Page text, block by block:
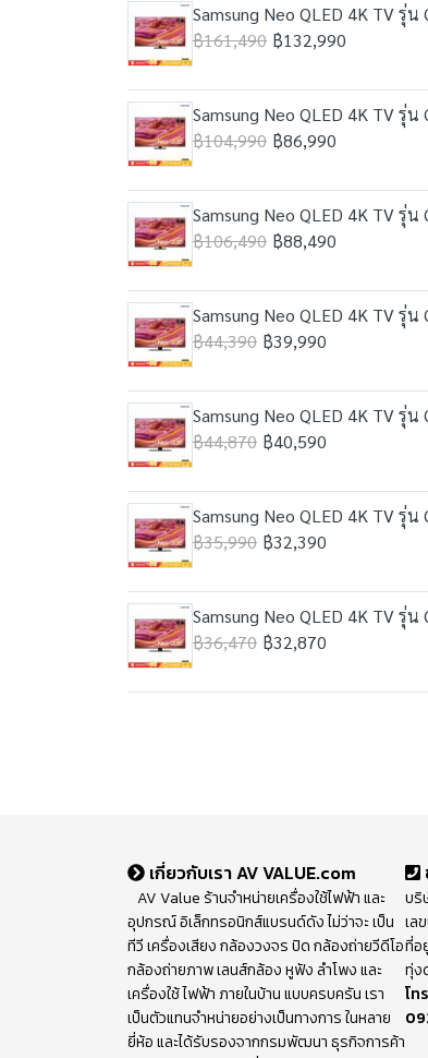
Samsung Neo QLED 4K TV รุ่
฿161,490 ฿132,990
Samsung Neo QLED 4K TV รุ่
฿104,990 ฿86,990
Samsung Neo QLED 4K TV รุ่
฿106,490 ฿88,490
Samsung Neo QLED 4K TV รุ่
฿44,390 ฿39,990
Samsung Neo QLED 4K TV รุ่
฿44,870 ฿40,590
Samsung Neo QLED 4K TV รุ่
฿35,990 ฿32,390
Samsung Neo QLED 4K TV รุ่
฿36,470 ฿32,870
เกี่ยวกับเรา AV VALUE.com
AV Value ร้านจำหน่ายเครื่องใช้ไฟฟ้า และ
อุปกรณ์ อิเล็กทรอนิกส์แบรนด์ดัง ไม่ว่าจะ เป็น
ทีวี เครื่องเสียง กล้องวงจร ปิด กล้องถ่ายวีดีโอ
กล้องถ่ายภาพ เลนส์กล้อง หูฟัง ลำโพง และ
เครื่องใช้ ไฟฟ้า ภายในบ้าน แบบครบครัน เรา
เป็นตัวแทนจำหน่ายอย่างเป็นทางการ ในหลาย
ยี่ห้อ และได้รับรองจากกรมพัฒนา ธุรกิจการค้า
บริ
เล
ที่อ
ทุ่ง
โท